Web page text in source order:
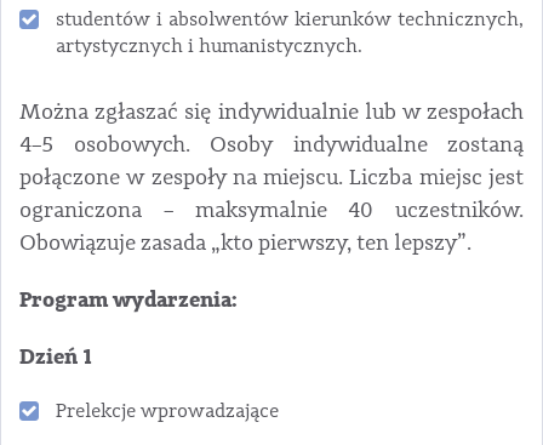
studentów i absolwentów kierunków technicznych,
artystycznych i humanistycznych.
Można zgłaszać się indywidualnie lub w zespołach
4–5 osobowych. Osoby indywidualne zostaną
połączone w zespoły na miejscu. Liczba miejsc jest
ograniczona – maksymalnie 40 uczestników.
Obowiązuje zasada „kto pierwszy, ten lepszy”.
Program wydarzenia:
Dzień 1
Prelekcje wprowadzające